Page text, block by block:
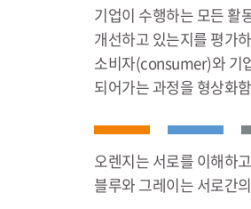
기업이 수행하는 모든 활
개선하고 있는지를 평가
소비자(consumer)와 기
되어가는 과정을 형상화
오렌지는 서로를 이해하
블루와 그레이는 서로간